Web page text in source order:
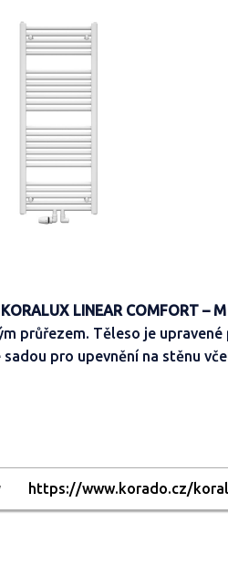
KORALUX LINEAR COMFORT – M
průřezem. Těleso je
pro upevnění na stěnu
https://www.korado.cz/